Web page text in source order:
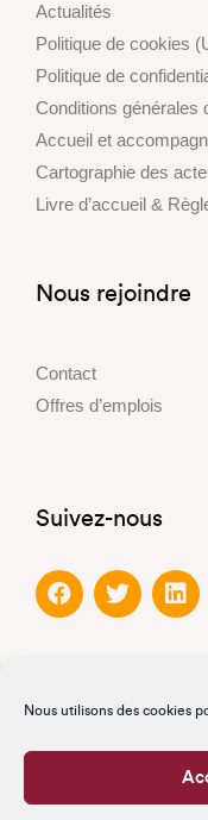
Nous utilisons des cookies
Actualités
Politique de cookies
Politique de
Conditions générales
Accueil et
Cartographie des
Livre d’accueil &
Nous rejoindre
Contact
Offres d’emplois
Suivez-nous
Partenaires officiels
Partenaires de